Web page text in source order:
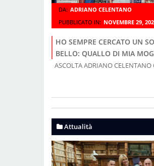
DA: ADRIANO CELENTANO
PUBBLICATO IN: NOVEMBRE 29,
HO SEMPRE CERCATO UN
BELLO: QUALLO DI MIA
ASCOLTA ADRIANO CELENTANO
Attualità